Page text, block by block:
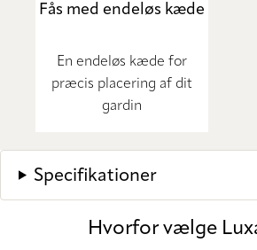
Fås med endeløs kæde
En endeløs kæde for
præcis placering af dit
gardin
Specifikationer
Hvorfor vælge